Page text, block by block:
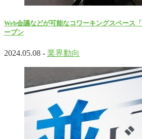
Web会議などが可能なコワーキングスペース
ープン
2024.05.08 - 業界動向